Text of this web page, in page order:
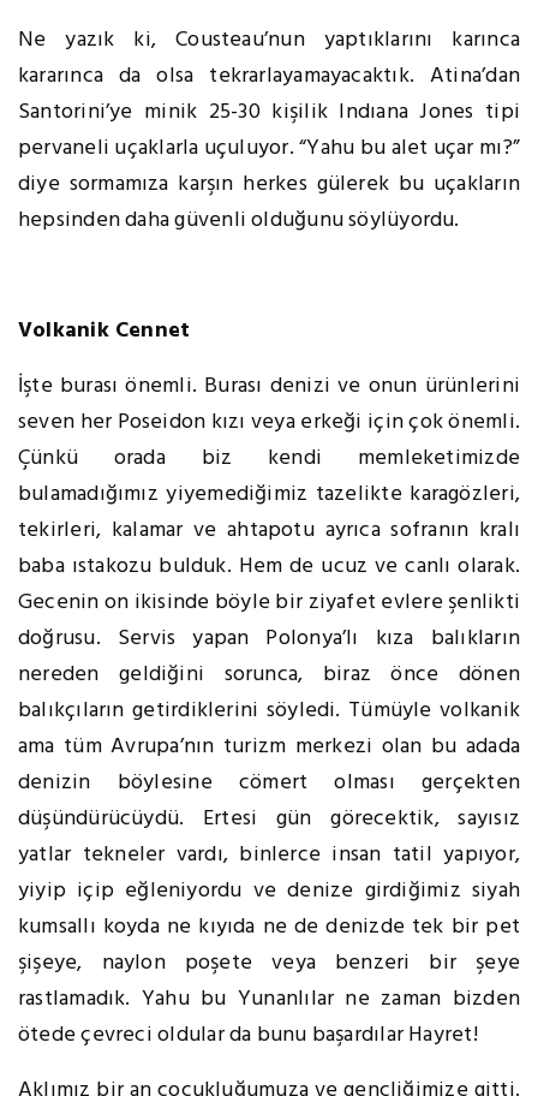
Ne yazık ki, Cousteau’nun yaptıklarını karınca
kararınca da olsa tekrarlayamayacaktık. Atina’dan
Santorini’ye minik 25-30 kişilik Indıana Jones tipi
pervaneli uçaklarla uçuluyor. “Yahu bu alet uçar mı?”
diye sormamıza karşın herkes gülerek bu uçakların
hepsinden daha güvenli olduğunu söylüyordu.
Volkanik Cennet
İşte burası önemli. Burası denizi ve onun ürünlerini
seven her Poseidon kızı veya erkeği için çok önemli.
Çünkü orada biz kendi memleketimizde
bulamadığımız yiyemediğimiz tazelikte karagözleri,
tekirleri, kalamar ve ahtapotu ayrıca sofranın kralı
baba ıstakozu bulduk. Hem de ucuz ve canlı olarak.
Gecenin on ikisinde böyle bir ziyafet evlere şenlikti
doğrusu. Servis yapan Polonya’lı kıza balıkların
nereden geldiğini sorunca, biraz önce dönen
balıkçıların getirdiklerini söyledi. Tümüyle volkanik
ama tüm Avrupa’nın turizm merkezi olan bu adada
denizin böylesine cömert olması gerçekten
düşündürücüydü. Ertesi gün görecektik, sayısız
yatlar tekneler vardı, binlerce insan tatil yapıyor,
yiyip içip eğleniyordu ve denize girdiğimiz siyah
kumsallı koyda ne kıyıda ne de denizde tek bir pet
şişeye, naylon poşete veya benzeri bir şeye
rastlamadık. Yahu bu Yunanlılar ne zaman bizden
ötede çevreci oldular da bunu başardılar Hayret!